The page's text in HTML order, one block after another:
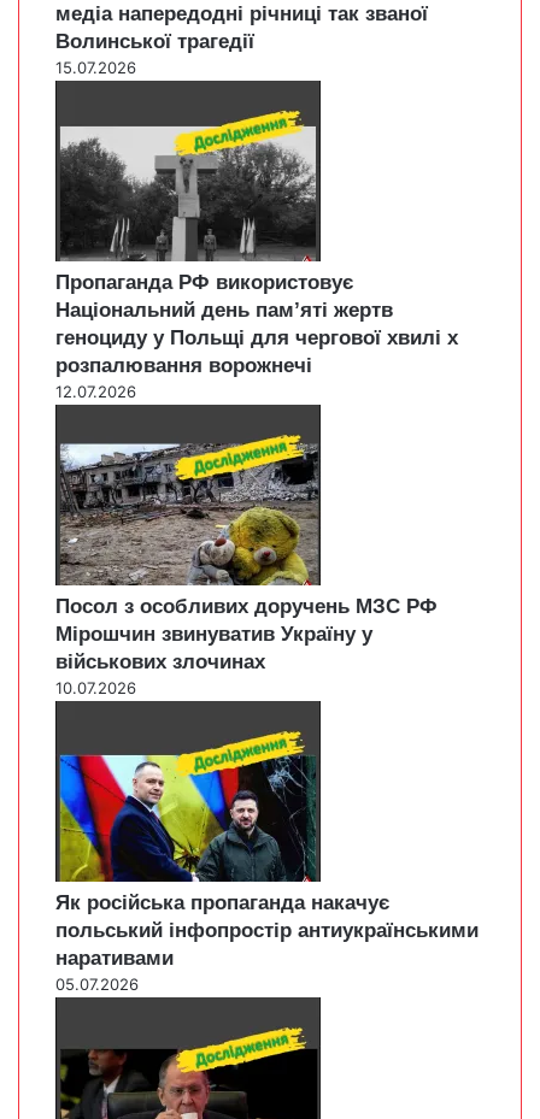
медіа напередодні річниці так званої
Волинської трагедії
15.07.2026
Пропаганда РФ використовує
Національний день пам’яті жертв
геноциду у Польщі для чергової хвилі х
розпалювання ворожнечі
12.07.2026
Посол з особливих доручень МЗС РФ
Мірошчин звинуватив Україну у
військових злочинах
10.07.2026
Як російська пропаганда накачує
польський інфопростір антиукраїнськими
наративами
05.07.2026